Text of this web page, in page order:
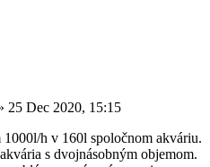
25 Dec 2020, 15:15
h v 160l spoločnom akváriu.
s dvojnásobným objemom.